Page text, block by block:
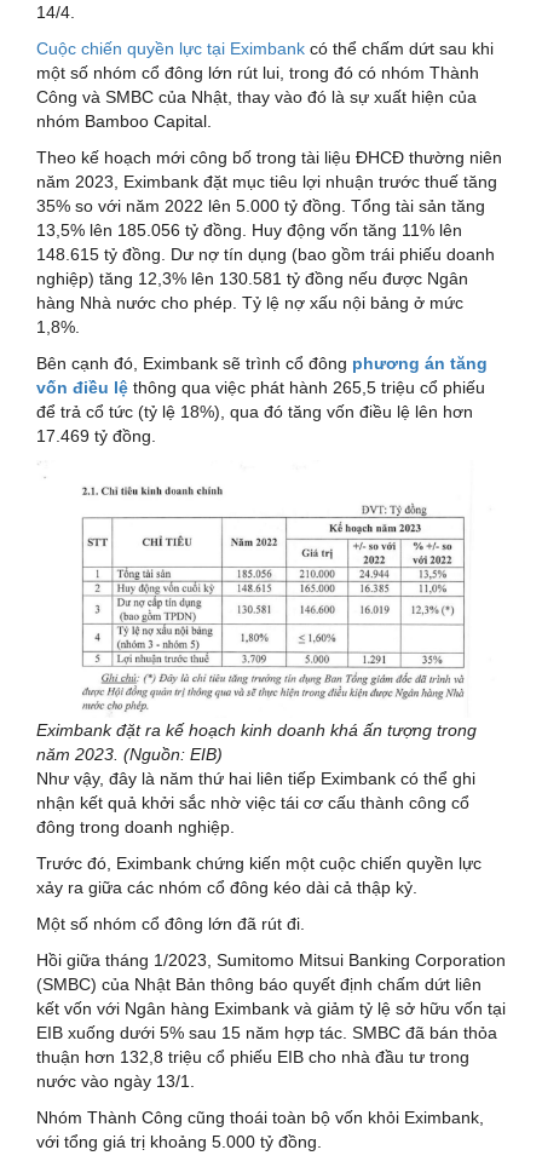
14/4.
Cuộc chiến quyền lực tại Eximbank có thể chấm dứt sau khi
một số nhóm cổ đông lớn rút lui, trong đó có nhóm Thành
Công và SMBC của Nhật, thay vào đó là sự xuất hiện của
nhóm Bamboo Capital.
Theo kế hoạch mới công bố trong tài liệu ĐHCĐ thường niên
năm 2023, Eximbank đặt mục tiêu lợi nhuận trước thuế tăng
35% so với năm 2022 lên 5.000 tỷ đồng. Tổng tài sản tăng
13,5% lên 185.056 tỷ đồng. Huy động vốn tăng 11% lên
148.615 tỷ đồng. Dư nợ tín dụng (bao gồm trái phiếu doanh
nghiệp) tăng 12,3% lên 130.581 tỷ đồng nếu được Ngân
hàng Nhà nước cho phép. Tỷ lệ nợ xấu nội bảng ở mức
1,8%.
Bên cạnh đó, Eximbank sẽ trình cổ đông phương án tăng
vốn điều lệ thông qua việc phát hành 265,5 triệu cổ phiếu
để trả cổ tức (tỷ lệ 18%), qua đó tăng vốn điều lệ lên hơn
17.469 tỷ đồng.
Eximbank đặt ra kế hoạch kinh doanh khá ấn tượng trong
năm 2023. (Nguồn: EIB)
Như vậy, đây là năm thứ hai liên tiếp Eximbank có thể ghi
nhận kết quả khởi sắc nhờ việc tái cơ cấu thành công cổ
đông trong doanh nghiệp.
Trước đó, Eximbank chứng kiến một cuộc chiến quyền lực
xảy ra giữa các nhóm cổ đông kéo dài cả thập kỷ.
Một số nhóm cổ đông lớn đã rút đi.
Hồi giữa tháng 1/2023, Sumitomo Mitsui Banking Corporation
(SMBC) của Nhật Bản thông báo quyết định chấm dứt liên
kết vốn với Ngân hàng Eximbank và giảm tỷ lệ sở hữu vốn tại
EIB xuống dưới 5% sau 15 năm hợp tác. SMBC đã bán thỏa
thuận hơn 132,8 triệu cổ phiếu EIB cho nhà đầu tư trong
nước vào ngày 13/1.
Nhóm Thành Công cũng thoái toàn bộ vốn khỏi Eximbank,
với tổng giá trị khoảng 5.000 tỷ đồng.